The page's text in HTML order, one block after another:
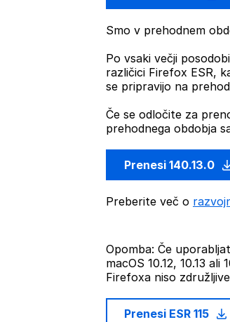
Smo v prehodnem
Po vsaki večji
različici Firefox ESR,
se pripravijo na
Če se odločite za
prehodnega obdobja
Prenesi 140.13.0
Preberite več o
Opomba: Če
macOS 10.12, 10.13 ali
Firefoxa niso
Prenesi ESR 115